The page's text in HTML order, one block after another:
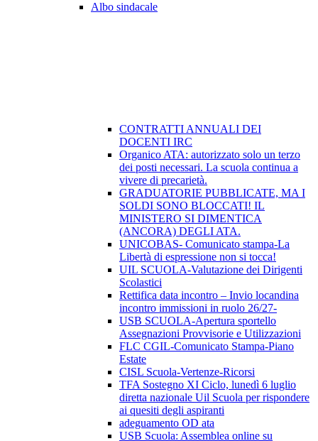
Albo sindacale
CONTRATTI ANNUALI DEI
DOCENTI IRC
Organico ATA: autorizzato solo un terzo
dei posti necessari. La scuola continua a
vivere di precarietà.
GRADUATORIE PUBBLICATE, MA I
SOLDI SONO BLOCCATI! IL
MINISTERO SI DIMENTICA
(ANCORA) DEGLI ATA.
UNICOBAS- Comunicato stampa-La
Libertà di espressione non si tocca!
UIL SCUOLA-Valutazione dei Dirigenti
Scolastici
Rettifica data incontro – Invio locandina
incontro immissioni in ruolo 26/27-
USB SCUOLA-Apertura sportello
Assegnazioni Provvisorie e Utilizzazioni
FLC CGIL-Comunicato Stampa-Piano
Estate
CISL Scuola-Vertenze-Ricorsi
TFA Sostegno XI Ciclo, lunedì 6 luglio
diretta nazionale Uil Scuola per rispondere
ai quesiti degli aspiranti
adeguamento OD ata
USB Scuola: Assemblea online su